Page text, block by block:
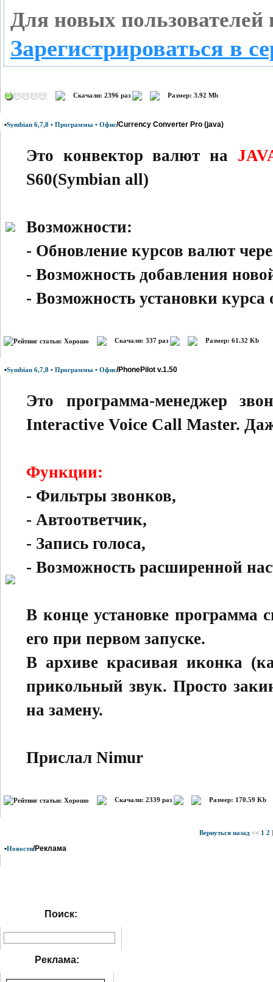
Для новых
Зарегистрироваться в
Скачали: 2396 раз Размер: 3.92 Mb
•Symbian 6,7,8 • Программы • Офис/Currency Converter Pro (java)
Это конвектор валют на
S60(Symbian all)
Возможности:
- Обновление курсов валют
- Возможность добавления
- Возможность установки
Скачали: 337 раз Размер: 61.32 Kb
•Symbian 6,7,8 • Программы • Офис/PhonePilot v.1.50
Это программа-менеджер
Interactive Voice Call Master.
Функции:
- Фильтры звонков,
- Автоответчик,
- Запись голоса,
- Возможность расширенной
В конце установке программа
его при первом запуске.
В архиве красивая иконка
прикольный звук. Просто
на замену.
Прислал Nimur
Скачали: 2339 раз Размер: 170.59 Kb
Вернуться назад << 1 2
•Новости/Реклама
Поиск:
Реклама: